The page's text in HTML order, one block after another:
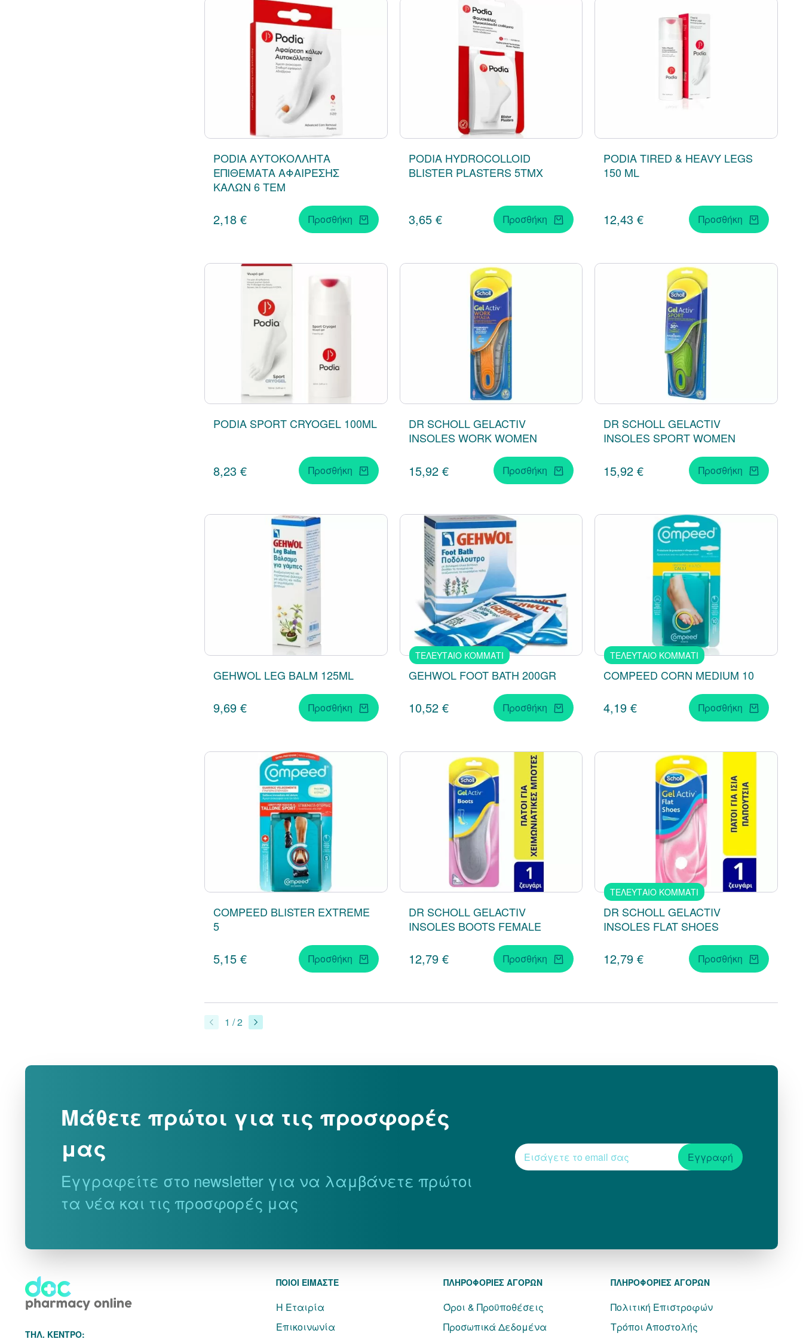
PODIA ΑΥΤΟΚΟΛΛΗΤΑ
ΕΠΙΘΕΜΑΤΑ ΑΦΑΙΡΕΣΗΣ
ΚΑΛΩΝ 6 ΤΕΜ
2,18 € Προσθήκη
PODIA HYDROCOLLOID
BLISTER PLASTERS 5TMX
3,65 € Προσθήκη
PODIA TIRED & HEAVY LEGS
150 ML
12,43 € Προσθήκη
PODIA SPORT CRYOGEL 100ML
8,23 € Προσθήκη
DR SCHOLL GELACTIV
INSOLES WORK WOMEN
15,92 € Προσθήκη
DR SCHOLL GELACTIV
INSOLES SPORT WOMEN
15,92 € Προσθήκη
GEHWOL LEG BALM 125ML
9,69 € Προσθήκη
ΤΕΛΕΥΤΑΙΟ ΚΟΜΜΑΤΙ
GEHWOL FOOT BATH 200GR
10,52 € Προσθήκη
ΤΕΛΕΥΤΑΙΟ ΚΟΜΜΑΤΙ
COMPEED CORN MEDIUM 10
4,19 € Προσθήκη
COMPEED BLISTER EXTREMΕ
5
5,15 € Προσθήκη
DR SCHOLL GELACTIV
INSOLES BOOTS FEMALE
12,79 € Προσθήκη
ΤΕΛΕΥΤΑΙΟ ΚΟΜΜΑΤΙ
DR SCHOLL GELACTIV
INSOLES FLAT SHOES
12,79 € Προσθήκη
1 / 2
Μάθετε πρώτοι για τις προσφορές
μας
Εγγραφείτε στο newsletter για να λαμβάνετε πρώτοι
τα νέα και τις προσφορές μας
Εγγραφή
THΛ. ΚΕΝΤΡΟ:
ΠΟΙΟΙ ΕΙΜΑΣΤΕ
Η Εταιρία
Επικοινωνία
ΠΛΗΡΟΦΟΡΙΕΣ ΑΓΟΡΩΝ
Όροι & Προϋποθέσεις
Προσωπικά Δεδομένα
ΠΛΗΡΟΦΟΡΙΕΣ ΑΓΟΡΩΝ
Πολιτική Επιστροφών
Τρόποι Αποστολής